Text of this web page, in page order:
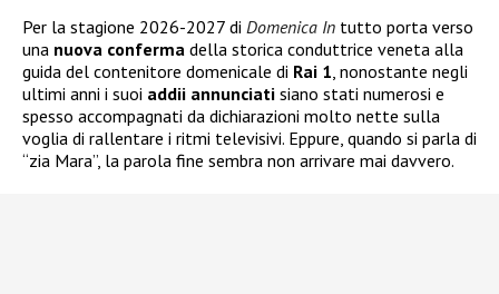
Per la stagione 2026-2027 di Domenica In tutto porta verso
una nuova conferma della storica conduttrice veneta alla
guida del contenitore domenicale di Rai 1, nonostante negli
ultimi anni i suoi addii annunciati siano stati numerosi e
spesso accompagnati da dichiarazioni molto nette sulla
voglia di rallentare i ritmi televisivi. Eppure, quando si parla di
“zia Mara”, la parola fine sembra non arrivare mai davvero.